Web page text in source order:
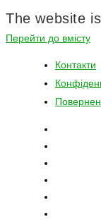
The website
Перейти до вмісту
Контакти